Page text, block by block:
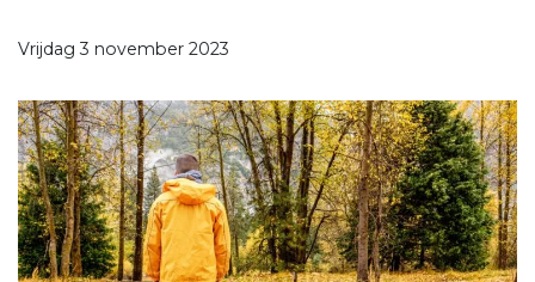
Vrijdag 3 november 2023